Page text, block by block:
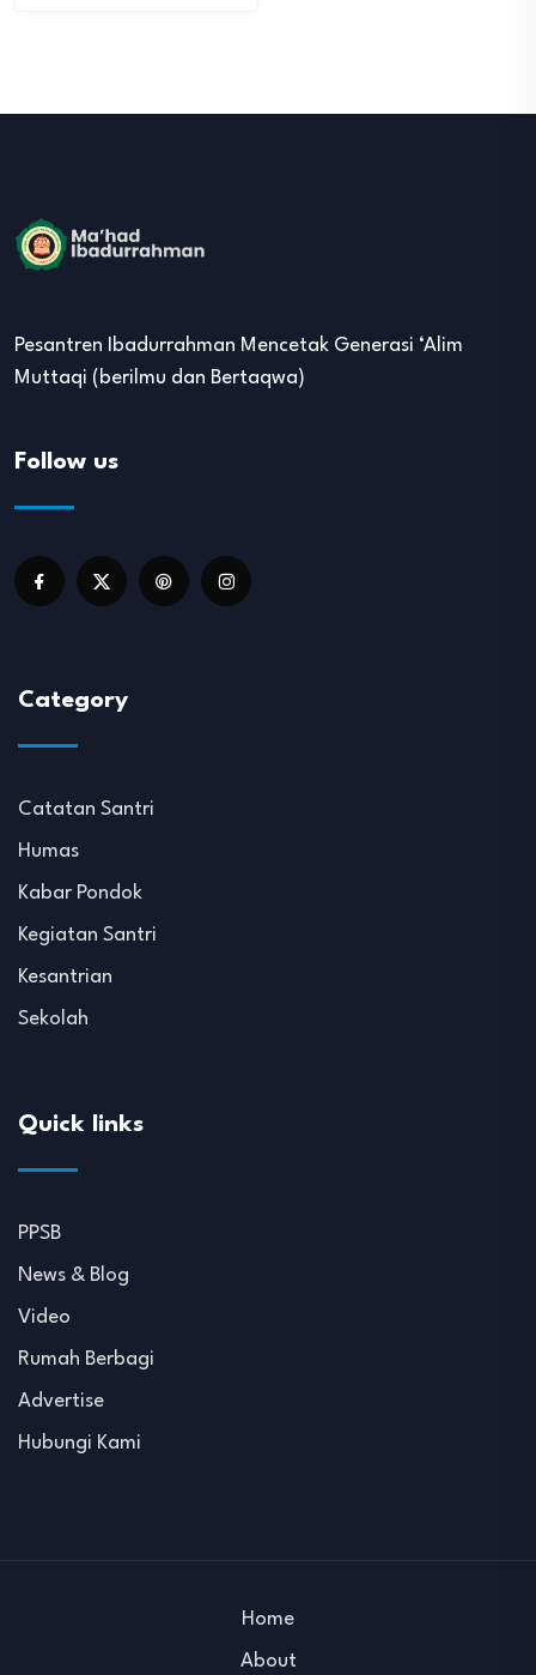
Pesantren Ibadurrahman Mencetak Generasi ‘Alim
Muttaqi (berilmu dan Bertaqwa)
Follow us
Category
Catatan Santri
Humas
Kabar Pondok
Kegiatan Santri
Kesantrian
Sekolah
Quick links
PPSB
News & Blog
Video
Rumah Berbagi
Advertise
Hubungi Kami
Home
About